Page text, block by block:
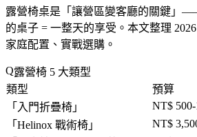
露營椅桌是「 讓營區變客廳的關鍵 」
的桌子 = 一整天的享受。本文整理
家庭配置、實戰選購。
露營椅 5 大類型
類型
預算
「 入門折疊椅 」 NT$
「 Helinox 戰術椅 」 NT$